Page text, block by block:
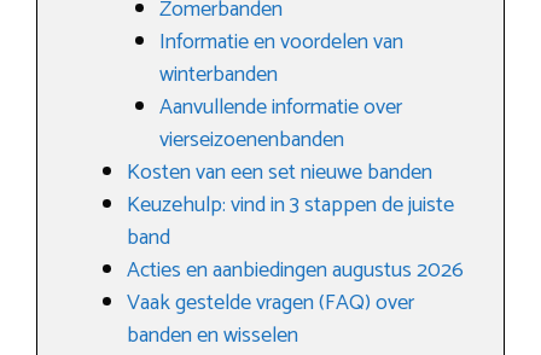
Zomerbanden
Informatie en voordelen van
winterbanden
Aanvullende informatie over
vierseizoenenbanden
Kosten van een set nieuwe banden
Keuzehulp: vind in 3 stappen de juiste
band
Acties en aanbiedingen augustus 2026
Vaak gestelde vragen (FAQ) over
banden en wisselen